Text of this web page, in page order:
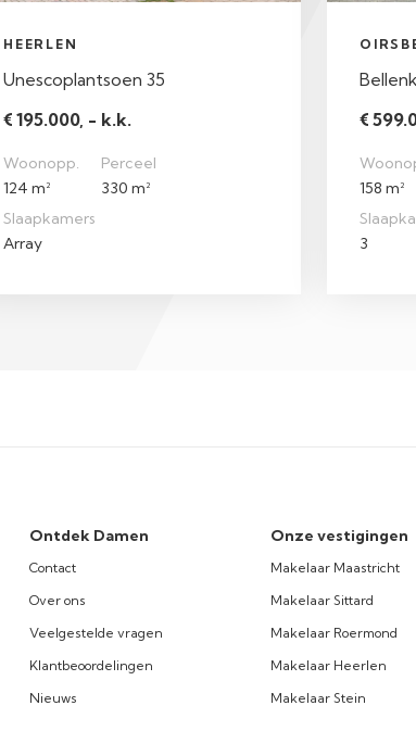
HEERLEN
Unescoplantsoen 35
€ 195.000, - k.k.
Woonopp.
124 m²
Perceel
330 m²
Slaapkamers
Array
€
158 m²
3
Ontdek Damen
Contact
Over ons
Veelgestelde vragen
Klantbeoordelingen
Nieuws
Onze vestigingen
Makelaar Maastricht
Makelaar Sittard
Makelaar Roermond
Makelaar Heerlen
Makelaar Stein